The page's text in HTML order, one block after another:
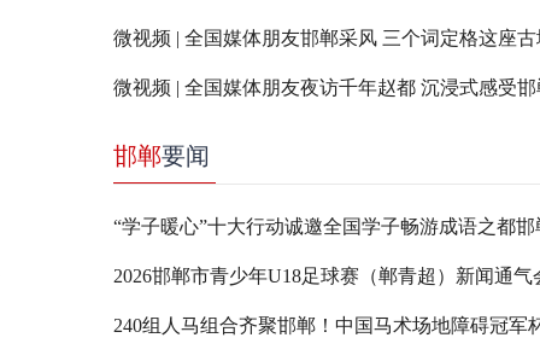
微视频 | 全国媒体朋友邯郸采风 三个词定格这座
微视频 | 全国媒体朋友夜访千年赵都 沉浸式感受
邯郸要闻
“学子暖心”十大行动诚邀全国学子畅游成语之都邯
2026邯郸市青少年U18足球赛（郸青超）新闻通气